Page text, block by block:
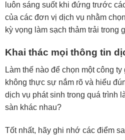
luôn sáng suốt khi đứng trước
của các đơn vị dịch vụ nhằm
kỳ vọng làm sạch thảm trải trong
Khai thác mọi thông tin
Làm thế nào để chọn một công
không thực sự nắm rõ và hiểu
dịch vụ phát sinh trong quá trình
sàn khác nhau?
Tốt nhất, hãy ghi nhớ các điểm